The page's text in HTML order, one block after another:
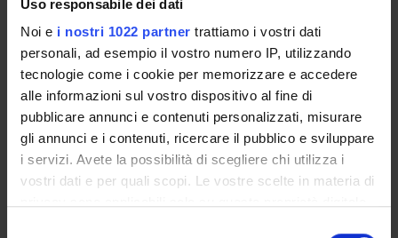
Uso responsabile dei dati
Noi e i nostri 1022 partner trattiamo i vostri dati
personali, ad esempio il vostro numero IP, utilizzando
tecnologie come i cookie per memorizzare e accedere
alle informazioni sul vostro dispositivo al fine di
pubblicare annunci e contenuti personalizzati, misurare
gli annunci e i contenuti, ricercare il pubblico e sviluppare
i servizi. Avete la possibilità di scegliere chi utilizza i
vostri dati e per quali scopi. Le vostre scelte in materia di
Stefano Aloe
Full Professor
RESEARCH AREAS INVOLVED IN THE PROJECT
Letteratura russa e letterature slave comparate
Letterature russe comparate
Filologia slava
Slavonic Philology